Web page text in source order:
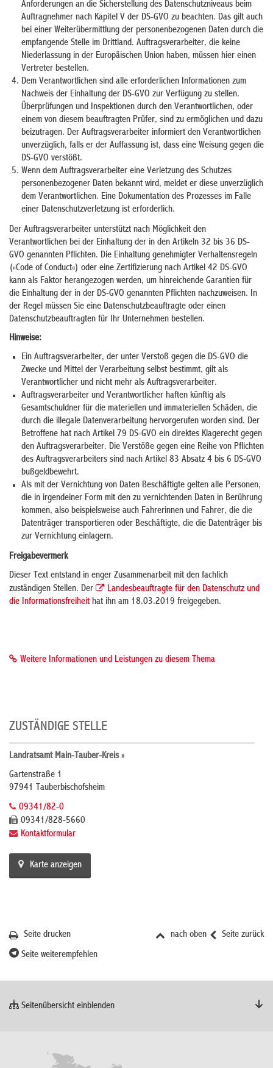
Anforderungen an die Sicherstellung des Datenschutzniveaus beim
Auftragnehmer nach Kapitel V der DS-GVO zu beachten. Das gilt auch
bei einer Weiterübermittlung der personenbezogenen Daten durch die
empfangende Stelle im Drittland. Auftragsverarbeiter, die keine
Niederlassung in der Europäischen Union haben, müssen hier einen
Vertreter bestellen.
Dem Verantwortlichen sind alle erforderlichen Informationen zum
Nachweis der Einhaltung der DS-GVO zur Verfügung zu stellen.
Überprüfungen und Inspektionen durch den Verantwortlichen, oder
einem von diesem beauftragten Prüfer, sind zu ermöglichen und dazu
beizutragen. Der Auftragsverarbeiter informiert den Verantwortlichen
unverzüglich, falls er der Auffassung ist, dass eine Weisung gegen die
DS-GVO verstößt.
Wenn dem Auftragsverarbeiter eine Verletzung des Schutzes
personenbezogener Daten bekannt wird, meldet er diese unverzüglich
dem Verantwortlichen. Eine Dokumentation des Prozesses im Falle
einer Datenschutzverletzung ist erforderlich.
Der Auftragsverarbeiter unterstützt nach Möglichkeit den
Verantwortlichen bei der Einhaltung der in den Artikeln 32 bis 36 DS-
GVO genannten Pflichten. Die Einhaltung genehmigter Verhaltensregeln
(»Code of Conduct«) oder eine Zertifizierung nach Artikel 42 DS-GVO
kann als Faktor herangezogen werden, um hinreichende Garantien für
die Einhaltung der in der DS-GVO genannten Pflichten nachzuweisen. In
der Regel müssen Sie eine Datenschutzbeauftragte oder einen
Datenschutzbeauftragten für Ihr Unternehmen bestellen.
Hinweise:
Ein Auftragsverarbeiter, der unter Verstoß gegen die DS-GVO die
Zwecke und Mittel der Verarbeitung selbst bestimmt, gilt als
Verantwortlicher und nicht mehr als Auftragsverarbeiter.
Auftragsverarbeiter und Verantwortlicher haften künftig als
Gesamtschuldner für die materiellen und immateriellen Schäden, die
durch die illegale Datenverarbeitung hervorgerufen worden sind. Der
Betroffene hat nach Artikel 79 DS-GVO ein direktes Klagerecht gegen
den Auftragsverarbeiter. Die Verstöße gegen eine Reihe von Pflichten
des Auftragsverarbeiters sind nach Artikel 83 Absatz 4 bis 6 DS-GVO
bußgeldbewehrt.
Als mit der Vernichtung von Daten Beschäftigte gelten alle Personen,
die in irgendeiner Form mit den zu vernichtenden Daten in Berührung
kommen, also beispielsweise auch Fahrerinnen und Fahrer, die die
Datenträger transportieren oder Beschäftigte, die die Datenträger bis
zur Vernichtung einlagern.
Freigabevermerk
Dieser Text entstand in enger Zusammenarbeit mit den fachlich
zuständigen Stellen. Der
Landesbeauftragte für den Datenschutz und
die Informationsfreiheit hat ihn am 18.03.2019 freigegeben.
Weitere Informationen und Leistungen zu diesem Thema
ZUSTÄNDIGE STELLE
Landratsamt Main-Tauber-Kreis »
Gartenstraße 1
97941 Tauberbischofsheim
09341/82-0
09341/828-5660
Kontaktformular
Karte anzeigen
Seite zurück
nach oben
Seite drucken
Seite weiterempfehlen
Seitenübersicht einblenden